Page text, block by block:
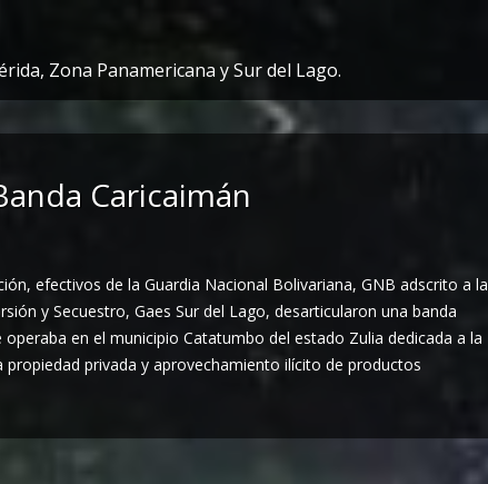
Zona Panamericana y Sur del Lago.
Caricaimán
efectivos de la Guardia Nacional Bolivariana, GNB adscrito a la
y Secuestro, Gaes Sur del Lago, desarticularon una banda
operaba en el municipio Catatumbo del estado Zulia dedicada a la
propiedad privada y aprovechamiento ilícito de productos